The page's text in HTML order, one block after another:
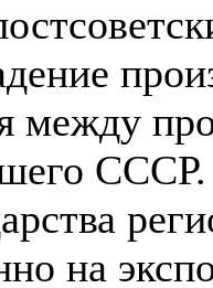
между
на